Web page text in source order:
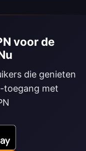
voor de
die genieten
toegang met